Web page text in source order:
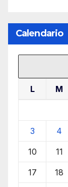
Calendario
L M
3 4
10 11
17 18